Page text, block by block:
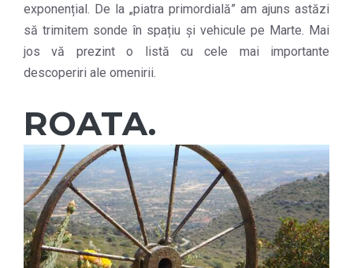
exponențial. De la „piatra primordială” am ajuns astăzi
să trimitem sonde în spațiu și vehicule pe Marte. Mai
jos vă prezint o listă cu cele mai importante
descoperiri ale omenirii.
ROATA.